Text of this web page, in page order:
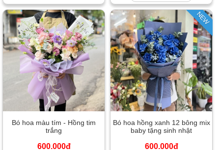
Bó hoa màu tím - Hồng tim
trắng
600.000đ
NEW
Bó hoa hồng xanh 12 bông mix
baby tặng sinh nhật
600.000đ